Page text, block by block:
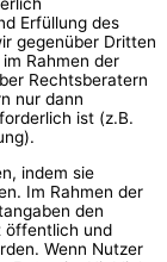
Erfüllung des
gegenüber Dritten
Rahmen der
Rechtsberatern
nur dann
ist (z.B.
indem sie
Im Rahmen der
den
öffentlich und
Wenn Nutzer